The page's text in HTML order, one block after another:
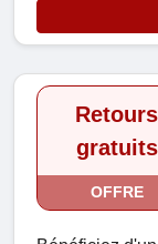
Retours
gratuits
OFFRE